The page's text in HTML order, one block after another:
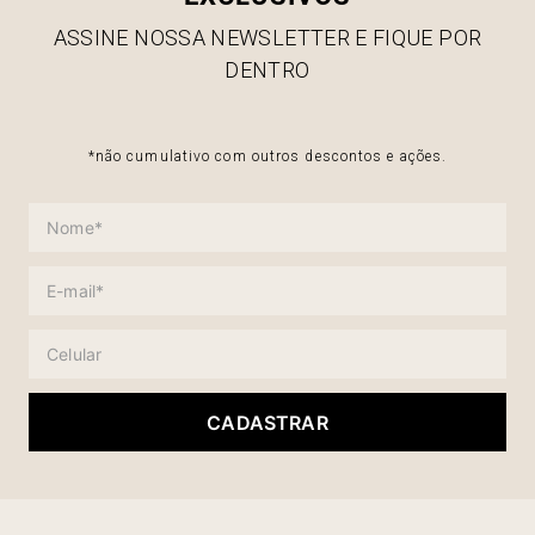
ASSINE NOSSA NEWSLETTER E FIQUE POR
DENTRO
*não cumulativo com outros descontos e ações.
CADASTRAR